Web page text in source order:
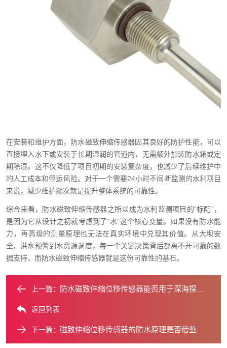
在安装和维护方面，防水磁致伸缩传感器因其良好的防护性能，可以
直接埋入水下或安装于长期湿润的管道内，无需额外加装防水箱或定
期除湿。这不仅降低了项目初期的安装复杂度，也减少了后续维护中
的人工成本和停运风险。对于一个需要24小时不间断监测的水利项目
来说，减少维护频次就是提升整体系统的可靠性。
综合来看，防水磁致伸缩传感器之所以成为水利监测项目的“标配”，
是因为它从设计之初就考虑到了“水”这个核心变量。如果没有防水能
力，再高级的测量原理也无法在真实环境中兑现其价值。从大坝安
全、洪水预警到水资源调度，每一个关键决策背后都离不开可靠的数
据支持，而防水磁致伸缩传感器就是这份可靠性的基石。
上一篇： 防水磁致伸缩位移传感器能否用于深海探测？
返回列表
下一篇： 磁致伸缩位移传感器的防水原理是否借鉴了生物特性？